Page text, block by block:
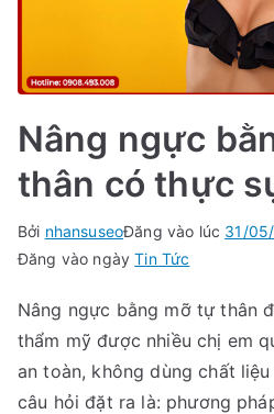
Nâng ngực
thân có thực
Bởi nhansuseoĐăng vào lúc 31/
Đăng vào ngàyTin Tức
Nâng ngực bằng mỡ tự thân
thẩm mỹ được nhiều chị em
an toàn, không dùng chất
câu hỏi đặt ra là: phương